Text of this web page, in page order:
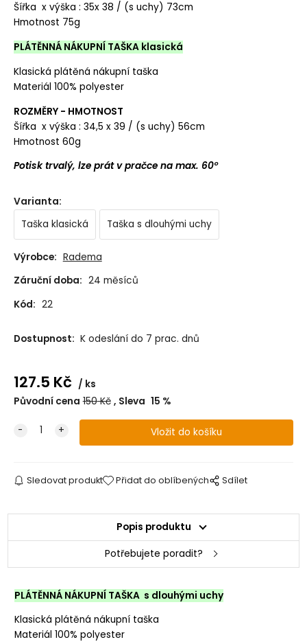
Šířka x výška : 35x 38 / (s uchy) 73cm
Hmotnost 75g
PLÁTĚNNÁ NÁKUPNÍ TAŠKA klasická
Klasická plátěná nákupní taška
Materiál 100% polyester
ROZMĚRY - HMOTNOST
Šířka x výška : 34,5 x 39 / (s uchy) 56cm
Hmotnost 60g
Potisk trvalý, lze prát v pračce na max. 60°
Varianta:
Taška klasická
Taška s dlouhými uchy
Výrobce: Radema
Záruční doba: 24 měsíců
Kód: 22
Dostupnost: K odeslání do 7 prac. dnů
127.5 Kč
ks
Původní cena 150Kč Sleva 15 %
Sledovat produkt Přidat do oblíbených Sdílet
Popis produktu
Potřebujete poradit?
PLÁTĚNNÁ NÁKUPNÍ TAŠKA s dlouhými uchy
Klasická plátěná nákupní taška
Materiál 100% polyester